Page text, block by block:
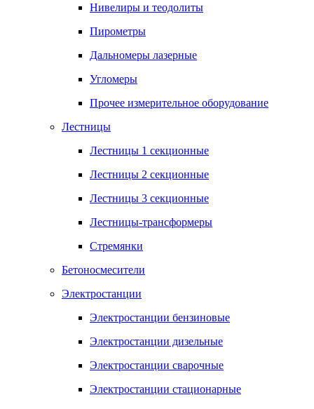
Нивелиры и теодолиты
Пирометры
Дальномеры лазерные
Угломеры
Прочее измерительное оборудование
Лестницы
Лестницы 1 секционные
Лестницы 2 секционные
Лестницы 3 секционные
Лестницы-трансформеры
Стремянки
Бетоносмесители
Электростанции
Электростанции бензиновые
Электростанции дизельные
Электростанции сварочные
Электростанции стационарные